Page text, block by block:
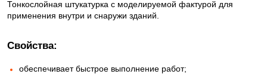
Тонкослойная штукатурка с моделируемой фактурой для
применения внутри и снаружи зданий.
Свойства:
обеспечивает быстрое выполнение работ;